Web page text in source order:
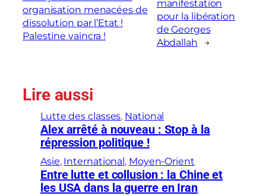
organisation menacées de
dissolution par l’Etat !
Palestine vaincra !
manifestation
pour la libération
de Georges
Abdallah
→
Lire aussi
Lutte des classes, National
Alex arrêté à nouveau : Stop à la
répression politique !
Asie, International , Moyen-Orient
Entre lutte et collusion : la Chine et
les USA dans la guerre en Iran